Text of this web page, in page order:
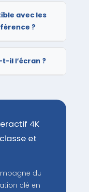
avec les
?
il l’écran ?
4K
et
du
clé en